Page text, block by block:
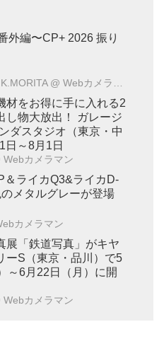
外編〜CP+ 2026 振り
@ Webカメラマン
材をお得に手に入れる2
し物大放出！ ガレージ
ダスタジオ（東京・中
日～8月1日
Webカメラマン
＆ライカQ3&ライカD-
メタルグレーが登場
カメラマン
展「鉄道写真」がキヤ
ーS（東京・品川）で5
～6月22日（月）に開
Webカメラマン